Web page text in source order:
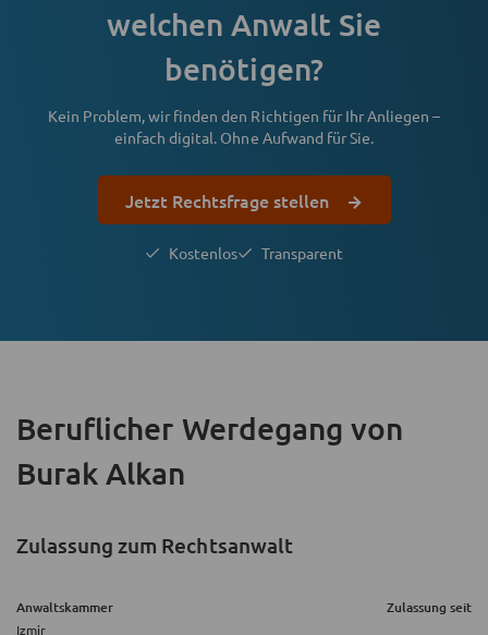
welchen Anwalt Sie
benötigen?
Kein Problem, wir finden den Richtigen für Ihr Anliegen –
einfach digital. Ohne Aufwand für Sie.
Jetzt Rechtsfrage stellen
Kostenlos Transparent
Beruflicher Werdegang von
Burak Alkan
Zulassung zum Rechtsanwalt
Anwaltskammer Zulassung seit
Izmir